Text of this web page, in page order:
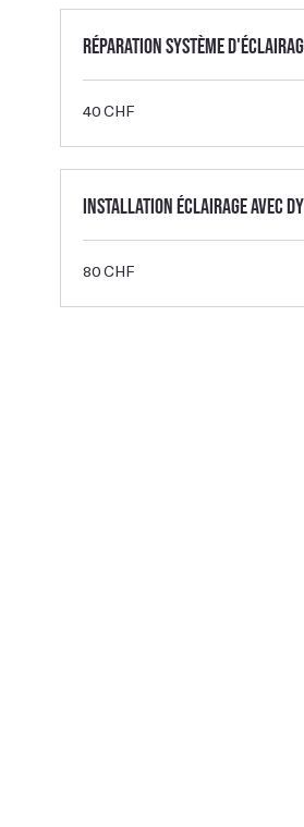
Réparation système
francs
40 CHF
Installation éclairage avec
francs
80 CHF